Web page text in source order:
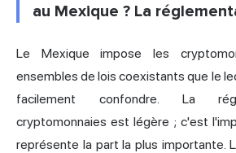
au Mexique ? La
Le Mexique impose les
ensembles de lois coexistants que le
facilement confondre. La
cryptomonnaies est légère ; c'est
représente la part la plus importante.